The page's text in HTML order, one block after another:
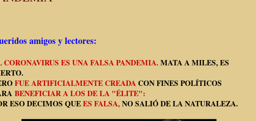
amigos y lectores:
CORONAVIRUS ES UNA FALSA PANDEMIA. MATA A MILES, ES
FUE ARTIFICIALMENTE CREADACON FINES POLÍTICOS
BENEFICIAR A LOS DE LA "ÉLITE":
ESO DECIMOS QUEES FALSA,NO SALIÓ DE LA NATURALEZA.